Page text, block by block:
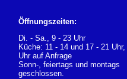
Öffnungszeiten:
Di. - Sa., 9 - 23 Uhr
Küche: 11 - 14 und 17 - 21
Uhr auf Anfrage
Sonn-, feiertags und montags
geschlossen.